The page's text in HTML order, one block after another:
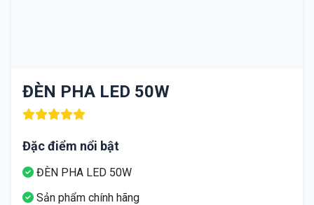
ĐÈN PHA LED 50W
Đặc điểm nổi bật
ĐÈN PHA LED 50W
Sản phẩm chính hãng